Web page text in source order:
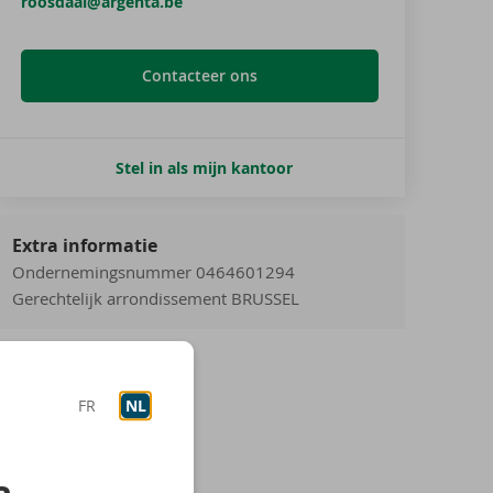
FR NL
Contacteer ons
Stel in als mijn kantoor
Extra informatie
Ondernemingsnummer 0464601294
Gerechtelijk arrondissement BRUSSEL